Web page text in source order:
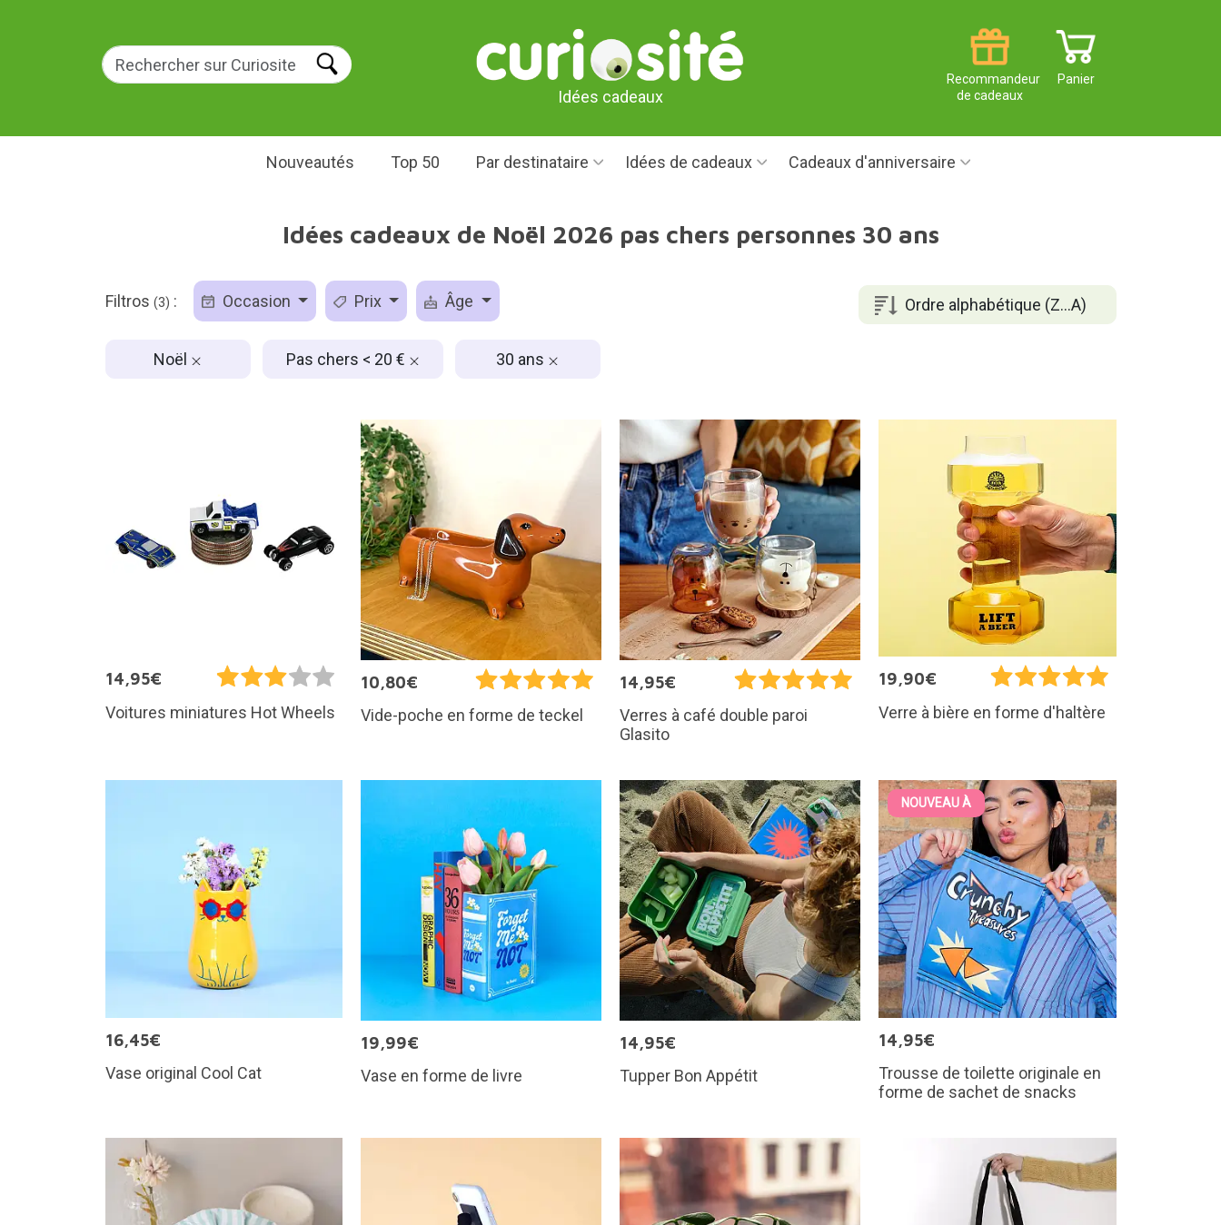
Idées cadeaux
Panier
Recommandeur
de cadeaux
Nouveautés Top 50 Par destinataire Idées de cadeaux Cadeaux d'anniversaire
Idées cadeaux de Noël 2026 pas chers personnes 30 ans
Ordre alphabétique (Z...A)
Filtros (3) : Occasion Prix Âge
Noël Pas chers < 20 € 30 ans
14,95€
Voitures miniatures Hot Wheels
10,80€
Vide-poche en forme de teckel
14,95€
Verres à café double paroi
Glasito
19,90€
Verre à bière en forme d'haltère
16,45€
Vase original Cool Cat
19,99€
Vase en forme de livre
14,95€
Tupper Bon Appétit
NOUVEAU À
14,95€
Trousse de toilette originale en
forme de sachet de snacks